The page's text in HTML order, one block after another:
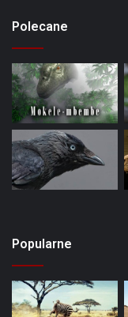
Polecane
Popularne